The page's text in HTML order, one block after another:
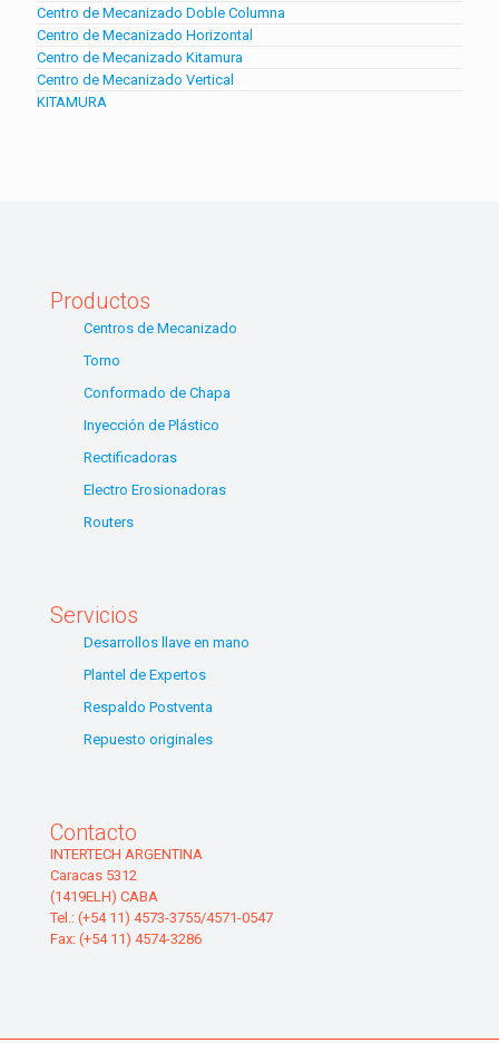
Centro de Mecanizado Doble Columna
Centro de Mecanizado Horizontal
Centro de Mecanizado Kitamura
Centro de Mecanizado Vertical
KITAMURA
Productos
Centros de Mecanizado
Torno
Conformado de Chapa
Inyección de Plástico
Rectificadoras
Electro Erosionadoras
Routers
Servicios
Desarrollos llave en mano
Plantel de Expertos
Respaldo Postventa
Repuesto originales
Contacto
INTERTECH ARGENTINA
Caracas 5312
(1419ELH) CABA
Tel.: (+54 11) 4573-3755/4571-0547
Fax: (+54 11) 4574-3286